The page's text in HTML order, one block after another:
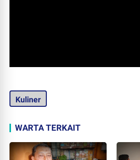
Kuliner
WARTA TERKAIT